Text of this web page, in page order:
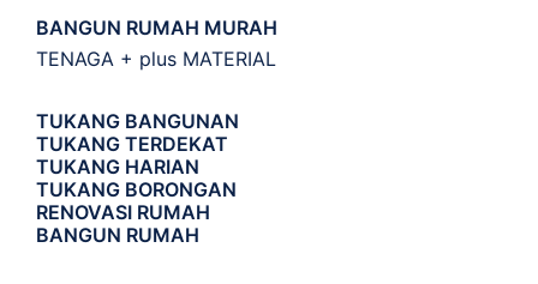
BANGUN RUMAH MURAH
TENAGA + plus MATERIAL
TUKANG BANGUNAN
TUKANG TERDEKAT
TUKANG HARIAN
TUKANG BORONGAN
RENOVASI RUMAH
BANGUN RUMAH